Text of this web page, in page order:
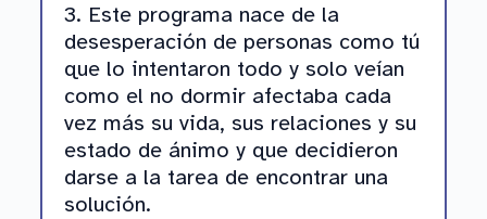
3. Este programa nace de la
desesperación de personas como tú
que lo intentaron todo y solo veían
como el no dormir afectaba cada
vez más su vida, sus relaciones y su
estado de ánimo y que decidieron
darse a la tarea de encontrar una
solución.